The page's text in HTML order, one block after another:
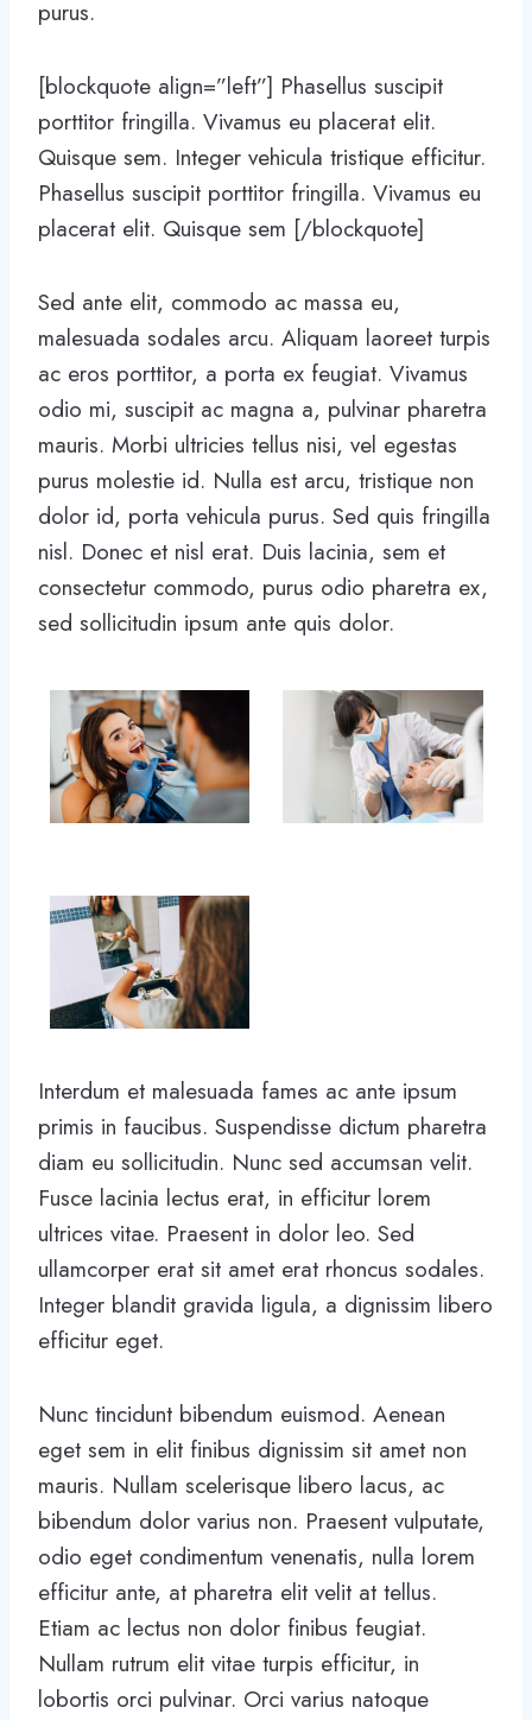
purus.
[blockquote align=”left”] Phasellus suscipit
porttitor fringilla. Vivamus eu placerat elit.
Quisque sem. Integer vehicula tristique efficitur.
Phasellus suscipit porttitor fringilla. Vivamus eu
placerat elit. Quisque sem [/blockquote]
Sed ante elit, commodo ac massa eu,
malesuada sodales arcu. Aliquam laoreet turpis
ac eros porttitor, a porta ex feugiat. Vivamus
odio mi, suscipit ac magna a, pulvinar pharetra
mauris. Morbi ultricies tellus nisi, vel egestas
purus molestie id. Nulla est arcu, tristique non
dolor id, porta vehicula purus. Sed quis fringilla
nisl. Donec et nisl erat. Duis lacinia, sem et
consectetur commodo, purus odio pharetra ex,
sed sollicitudin ipsum ante quis dolor.
Interdum et malesuada fames ac ante ipsum
primis in faucibus. Suspendisse dictum pharetra
diam eu sollicitudin. Nunc sed accumsan velit.
Fusce lacinia lectus erat, in efficitur lorem
ultrices vitae. Praesent in dolor leo. Sed
ullamcorper erat sit amet erat rhoncus sodales.
Integer blandit gravida ligula, a dignissim libero
efficitur eget.
Nunc tincidunt bibendum euismod. Aenean
eget sem in elit finibus dignissim sit amet non
mauris. Nullam scelerisque libero lacus, ac
bibendum dolor varius non. Praesent vulputate,
odio eget condimentum venenatis, nulla lorem
efficitur ante, at pharetra elit velit at tellus.
Etiam ac lectus non dolor finibus feugiat.
Nullam rutrum elit vitae turpis efficitur, in
lobortis orci pulvinar. Orci varius natoque